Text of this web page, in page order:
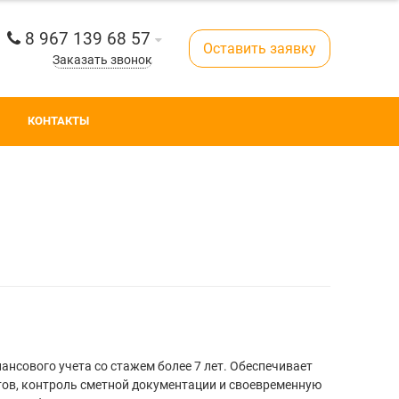
8 967 139 68 57
Заказать звонок
Оставить заявку
КОНТАКТЫ
учета со стажем более 7 лет. Обеспечивает
контроль сметной документации и своевременную